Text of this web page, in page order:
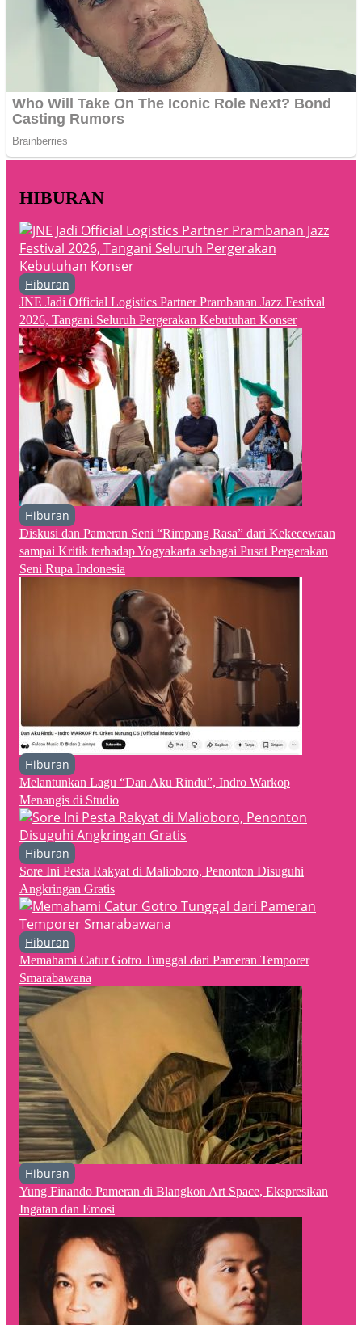
HIBURAN
Hiburan
JNE Jadi Official Logistics Partner Prambanan Jazz Festival
2026, Tangani Seluruh Pergerakan Kebutuhan Konser
Hiburan
Diskusi dan Pameran Seni “Rimpang Rasa” dari Kekecewaan
sampai Kritik terhadap Yogyakarta sebagai Pusat Pergerakan
Seni Rupa Indonesia
Hiburan
Melantunkan Lagu “Dan Aku Rindu”, Indro Warkop
Menangis di Studio
Hiburan
Sore Ini Pesta Rakyat di Malioboro, Penonton Disuguhi
Angkringan Gratis
Hiburan
Memahami Catur Gotro Tunggal dari Pameran Temporer
Smarabawana
Hiburan
Yung Finando Pameran di Blangkon Art Space, Ekspresikan
Ingatan dan Emosi